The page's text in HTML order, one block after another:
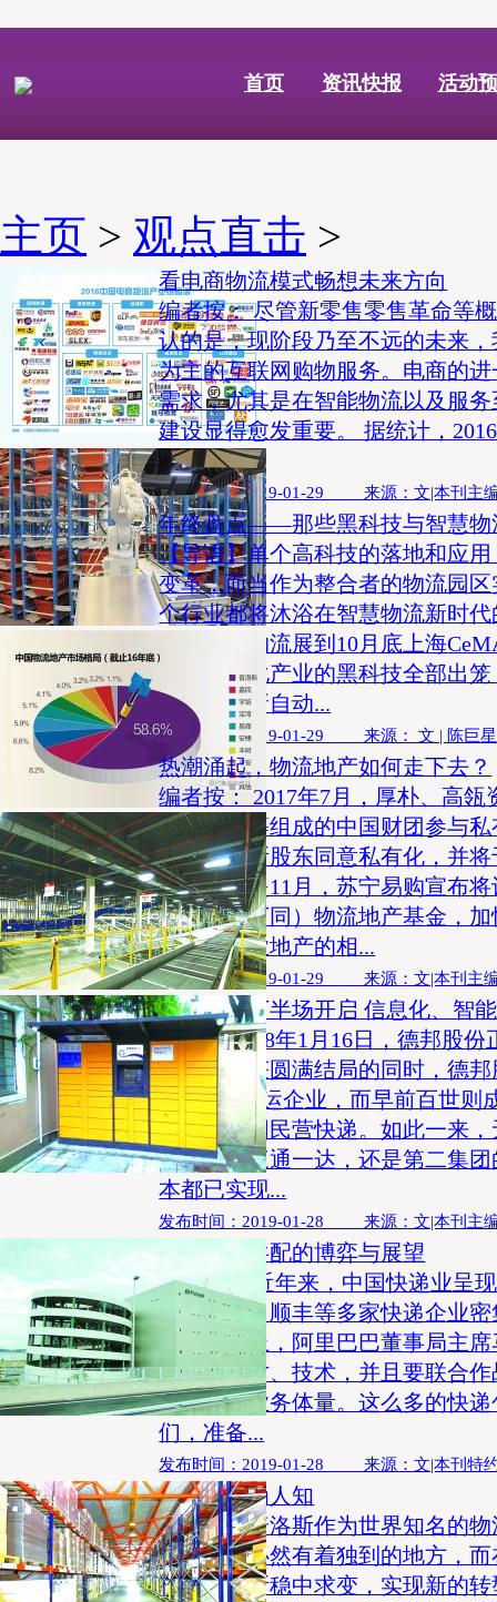
首页 资讯快报 活动
主页 > 观点直击 >
看电商物流模式畅想未来方向
编者按： 尽管新零售零售革命等
认的是，现阶段乃至不远的未来
为主的互联网购物服务。电商的
需求，尤其是在智能物流以及服
建设显得愈发重要。 据统计，
交易额为...
发布时间：2019-01-29 来源：文|本刊主
年终盘点——那些黑科技与智慧物
【导语】单个高科技的落地和应
变革，而当作为整合者的物流园
个行业都将沐浴在智慧物流新时
台北国际物流展到10月底上海
物流自动化产业的黑科技全部出
园市，全新自动...
发布时间：2019-01-29 来源： 文 | 陈巨星
热潮涌起，物流地产如何走下去？
编者按： 2017年7月，厚朴、高瓴
中银投资等组成的中国财团参与
底，普洛斯股东同意私有化，并
退市；同是11月，苏宁易购宣布
人民币，下同）物流地产基金，
住宅、商业地产的相...
发布时间：2019-01-29 来源：文|本刊主
快递竞争下半场开启 信息化、智
编者按 2018年1月16日，德邦股
年长跑终获圆满结局的同时，德
一支IPO快运企业，而早前百世则
美股的中国民营快递。如此一来
的顺丰、三通一达，还是第二集
本都已实现...
发布时间：2019-01-28 来源：文|本刊主
快递末端共配的博弈与展望
【导语】 近年来，中国快递业呈
三通一达、顺丰等多家快递企业
物流峰会上，阿里巴巴董事局主
该投资人才、技术，并且要联合
亿包裹的业务体量。这么多的快
们，准备...
发布时间：2019-01-28 来源：文|本刊特
转型，已为人知
【导语】普洛斯作为世界知名的
式和理念必然有着独到的地方，
争，普洛斯稳中求变，实现新的